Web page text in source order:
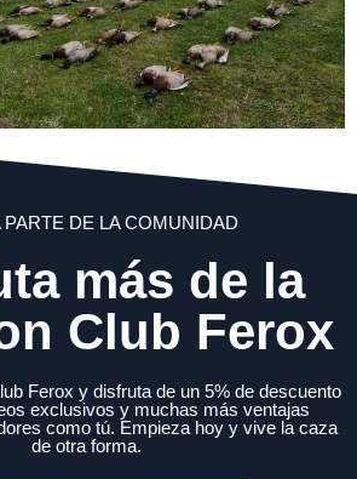
PARTE DE LA COMUNIDAD
más de la
Club Ferox
Ferox y disfruta de un 5% de descuento
exclusivos y muchas más ventajas
como tú. Empieza hoy y vive la caza
de otra forma.